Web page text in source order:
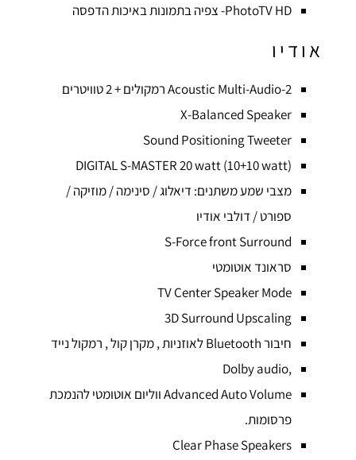
PhotoTV HD- צפיה בתמונות באיכות הדפסה
אודיו
Acoustic Multi-Audio-2 רמקולים + 2 טוויטרים
X-Balanced Speaker
Sound Positioning Tweeter
DIGITAL S-MASTER 20 watt (10+10 watt)
מצבי שמע משתנים: דיאלוג / סינימה / מוזיקה /
ספורט / דולבי אודיו
S-Force front Surround
סראונד אוטומטי
TV Center Speaker Mode
3D Surround Upscaling
חיבור Bluetooth לאוזניות , מקרן קול , רמקול נייד
,Dolby audio
Advanced Auto Volume ווליום אוטומטי להנמכת
פרסומות.
Clear Phase Speakers